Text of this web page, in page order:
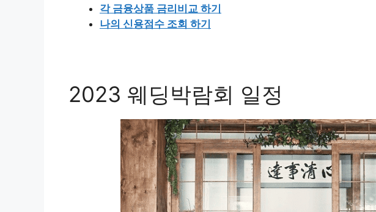
각 금융상품 금리비교 하기
나의 신용점수 조회 하기
2023 웨딩박람회 일정